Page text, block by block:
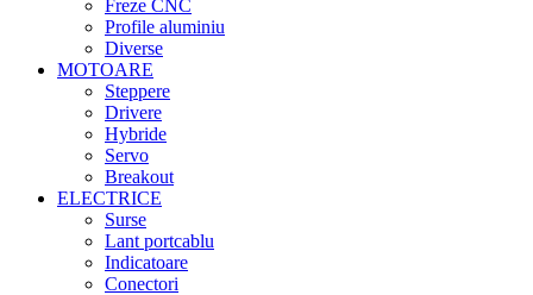
Freze CNC
Profile aluminiu
Diverse
MOTOARE
Steppere
Drivere
Hybride
Servo
Breakout
ELECTRICE
Surse
Lant portcablu
Indicatoare
Conectori